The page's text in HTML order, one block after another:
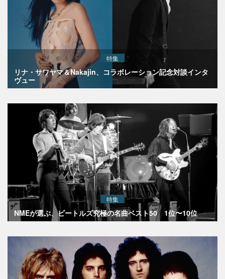
特集
リナ・サワヤマ＆Nakajin、コラボレーション記念対談インタ
ヴュー
特集
NMEが選ぶ、ビートルズ究極の名曲ベスト50 1位〜10位